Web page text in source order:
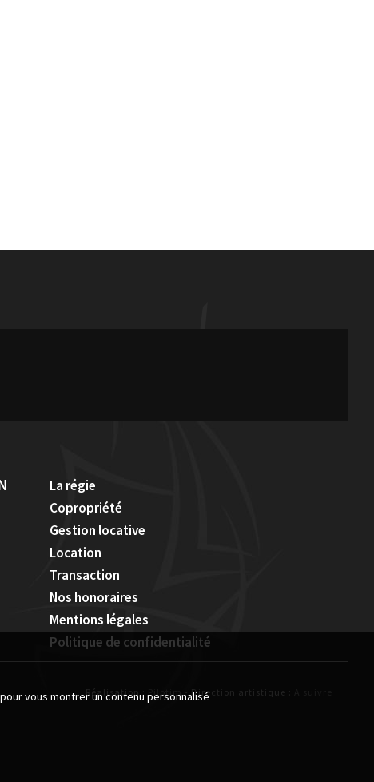
La régie
Copropriété
Gestion locative
Location
Transaction
Nos honoraires
Mentions légales
Politique de confidentialité
Réalisation :Pilotim- Direction artistique :
vous montrer un contenu personnalisé